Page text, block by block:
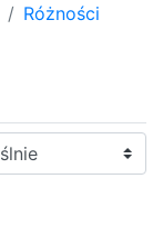
Różności